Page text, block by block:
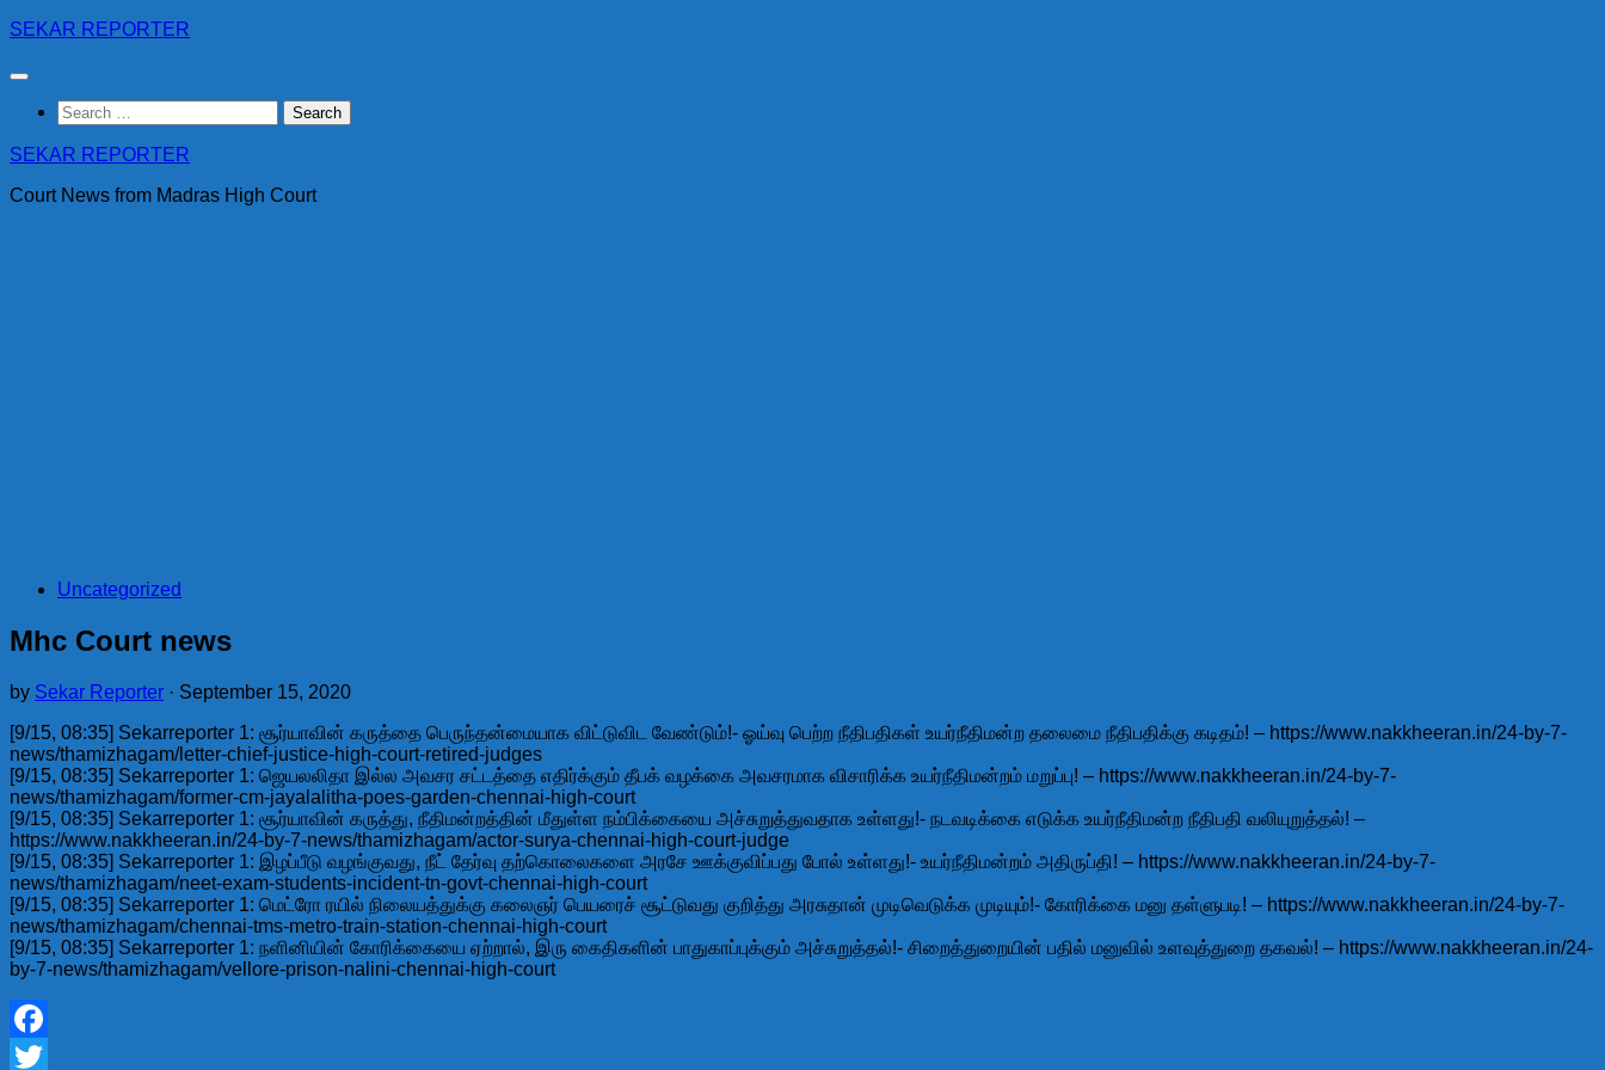
Skip
content
SEKAR REPORTER
Search
for:
SEKAR REPORTER
Court News from Madras High Court
Uncategorized
Mhc Court news
by Sekar Reporter · September 15, 2020
[9/15, 08:35] Sekarreporter 1: சூர்யாவின் கருத்தை பெருந்தன்மையாக விட்டுவிட வேண்டும்!- ஓய்வு பெற்ற நீதிபதிகள் உயர்நீதிமன்ற தலைமை நீதிபதிக்கு கடிதம்! – https://www.nakkheeran.in/24-by-7-
news/thamizhagam/letter-chief-justice-high-court-retired-judges
[9/15, 08:35] Sekarreporter 1: ஜெயலலிதா இல்ல அவசர சட்டத்தை எதிர்க்கும் தீபக் வழக்கை அவசரமாக விசாரிக்க உயர்நீதிமன்றம் மறுப்பு! – https://www.nakkheeran.in/24-by-7-
news/thamizhagam/former-cm-jayalalitha-poes-garden-chennai-high-court
[9/15, 08:35] Sekarreporter 1: சூர்யாவின் கருத்து, நீதிமன்றத்தின் மீதுள்ள நம்பிக்கையை அச்சுறுத்துவதாக உள்ளது!- நடவடிக்கை எடுக்க உயர்நீதிமன்ற நீதிபதி வலியுறுத்தல்! –
https://www.nakkheeran.in/24-by-7-news/thamizhagam/actor-surya-chennai-high-court-judge
[9/15, 08:35] Sekarreporter 1: இழப்பீடு வழங்குவது, நீட் தேர்வு தற்கொலைகளை அரசே ஊக்குவிப்பது போல் உள்ளது!- உயர்நீதிமன்றம் அதிருப்தி! – https://www.nakkheeran.in/24-by-7-
news/thamizhagam/neet-exam-students-incident-tn-govt-chennai-high-court
[9/15, 08:35] Sekarreporter 1: மெட்ரோ ரயில் நிலையத்துக்கு கலைஞர் பெயரைச் சூட்டுவது குறித்து அரசுதான் முடிவெடுக்க முடியும்!- கோரிக்கை மனு தள்ளுபடி! – https://www.nakkheeran.in/24-by-7-
news/thamizhagam/chennai-tms-metro-train-station-chennai-high-court
[9/15, 08:35] Sekarreporter 1: நளினியின் கோரிக்கையை ஏற்றால், இரு கைதிகளின் பாதுகாப்புக்கும் அச்சுறுத்தல்!- சிறைத்துறையின் பதில் மனுவில் உளவுத்துறை தகவல்! – https://www.nakkheeran.in/24-
by-7-news/thamizhagam/vellore-prison-nalini-chennai-high-court
Facebook